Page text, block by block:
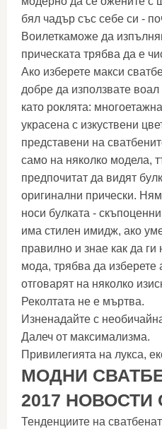
бял чадър със себе си -
Воилеткаможе да
прическата трябва да е
Ако изберете макси
добре да използвате
като роклята:
украсена с изкуствени
представени на
само на няколко модела,
предпочитат да видят
оригинални прически.
носи булката -
има стилен имидж, ако
правилно и знае как да ги
мода, трябва да изберете
отговарят на няколко
Реколтата не е мъртва.
Изненадайте с
Далеч от максимализма.
Привилегията на лукса,
МОДНИ
2017 НОВОСТИ
Тенденциите на